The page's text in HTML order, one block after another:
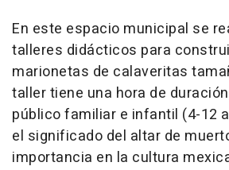
En este espacio municipal se
talleres didácticos para
marionetas de calaveritas
taller tiene una hora de
público familiar e infantil (4-12
el significado del altar de
importancia en la cultura